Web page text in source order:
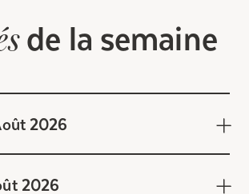
de la semaine
2026
2026